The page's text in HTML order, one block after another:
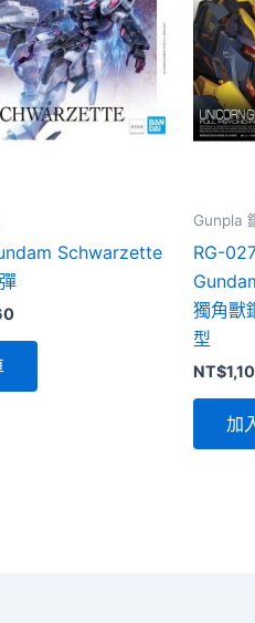
Schwarzette
。
目
NT$460。
Gunpla
RG-
獨角獸
型
NT$
加